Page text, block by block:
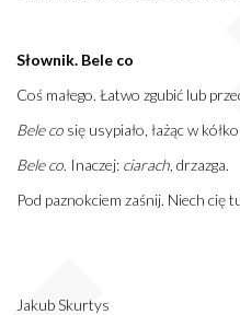
Słownik. Bele co
Coś małego. Łatwo zgubić lub
Bele co się usypiało, łażąc w
Bele co. Inaczej: ciarach, drzazga.
Pod paznokciem zaśnij. Niech cię
Jakub Skurtys